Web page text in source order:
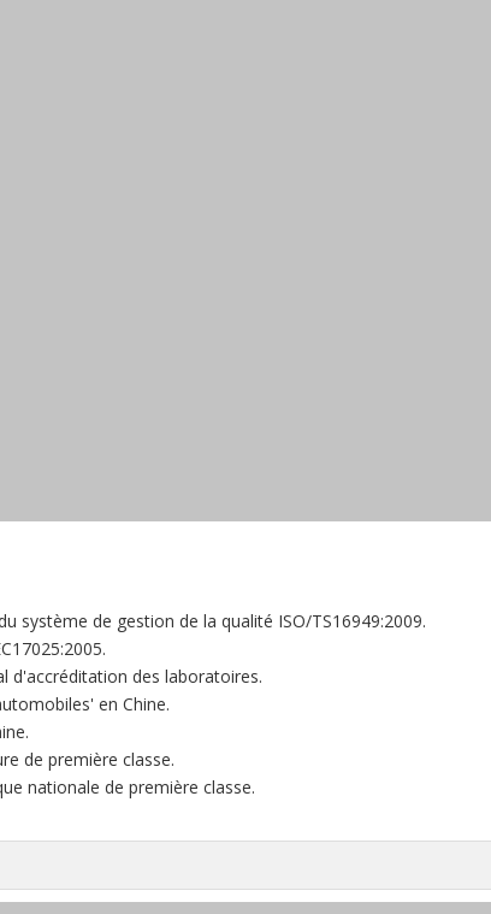
système de gestion de la qualité ISO/TS16949:2009.
d'accréditation des laboratoires.
en Chine.
de première classe.
nationale de première classe.